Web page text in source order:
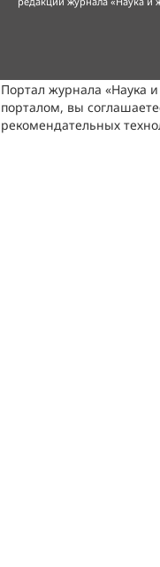
Портал журнала «Наука
порталом, вы
рекомендательных